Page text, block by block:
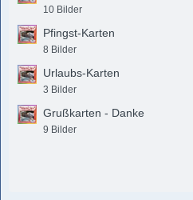
10 Bilder
Pfingst-Karten
8 Bilder
Urlaubs-Karten
3 Bilder
Grußkarten - Danke
9 Bilder